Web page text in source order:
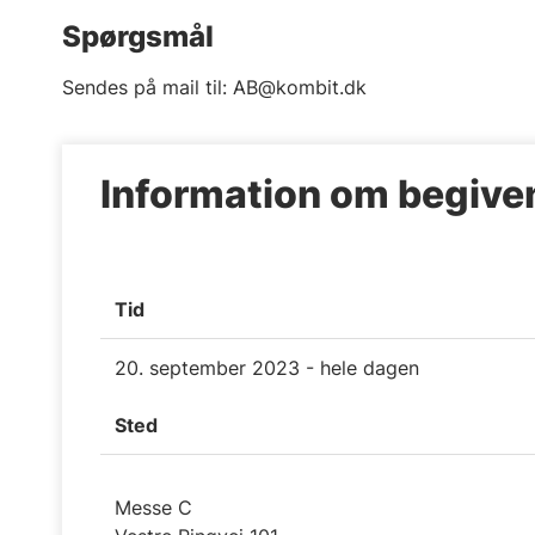
Spørgsmål
Sendes på mail til: AB@kombit.dk
Information om
Tid
20. september 2023 - hele dagen
Sted
Messe C